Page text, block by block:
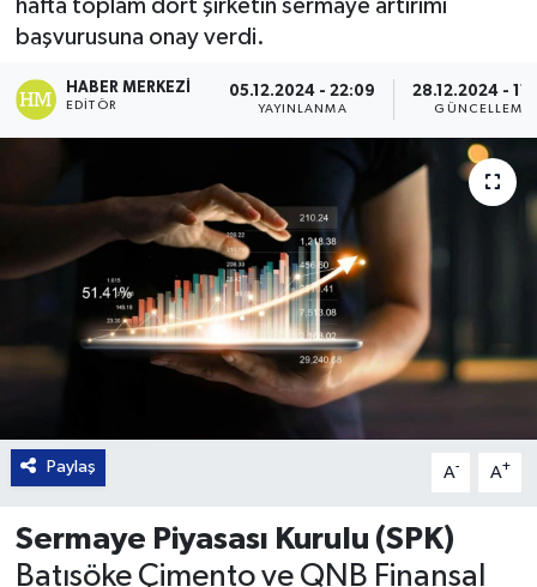
hafta toplam dört şirketin sermaye artırımı
başvurusuna onay verdi.
HABER MERKEZI
EDITÖR
05.12.2024 - 22:09
YAYINLANMA
28.12.2024 -
GÜNCELLEME
Paylaş A- A+
Sermaye Piyasası Kurulu (SPK)
Batısöke Çimento ve QNB Finansal
Ekonomi
Son Dakika Haberleri
Haber Arşivi